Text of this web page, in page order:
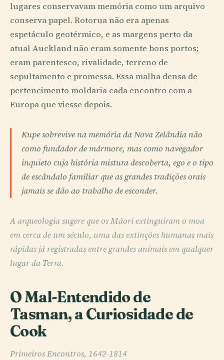
lugares conservavam memória como um arquivo
conserva papel. Rotorua não era apenas
espetáculo geotérmico, e as margens perto da
atual Auckland não eram somente bons portos;
eram parentesco, rivalidade, terreno de
sepultamento e promessa. Essa malha densa de
pertencimento moldaria cada encontro com a
Europa que viesse depois.
Kupe sobrevive na memória da Nova Zelândia não
como fundador de mármore, mas como navegador
inquieto cuja história mistura descoberta, ego e o tipo
de escândalo familiar que as grandes tradições orais
jamais se dão ao trabalho de esconder.
A arqueologia sugere que os Māori extinguiram o moa
em cerca de um século, uma das extinções humanas mais
rápidas já registradas entre grandes animais em qualquer
lugar da Terra.
O Mal-Entendido de
Tasman, a Curiosidade de
Cook
Primeiros Encontros, 1642-1814